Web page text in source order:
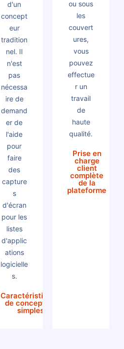
d'un
concept
eur
tradition
nel. Il
n'est
pas
nécessa
ire de
demand
er de
l'aide
pour
faire
des
capture
s
d'écran
pour les
listes
d'applic
ations
logicielle
s.
Caractéristiques
de conception
simples
ou sous
les
couvert
ures,
vous
pouvez
effectue
r un
travail
de
haute
qualité.
Prise en
charge
client
complète
de la
plateforme